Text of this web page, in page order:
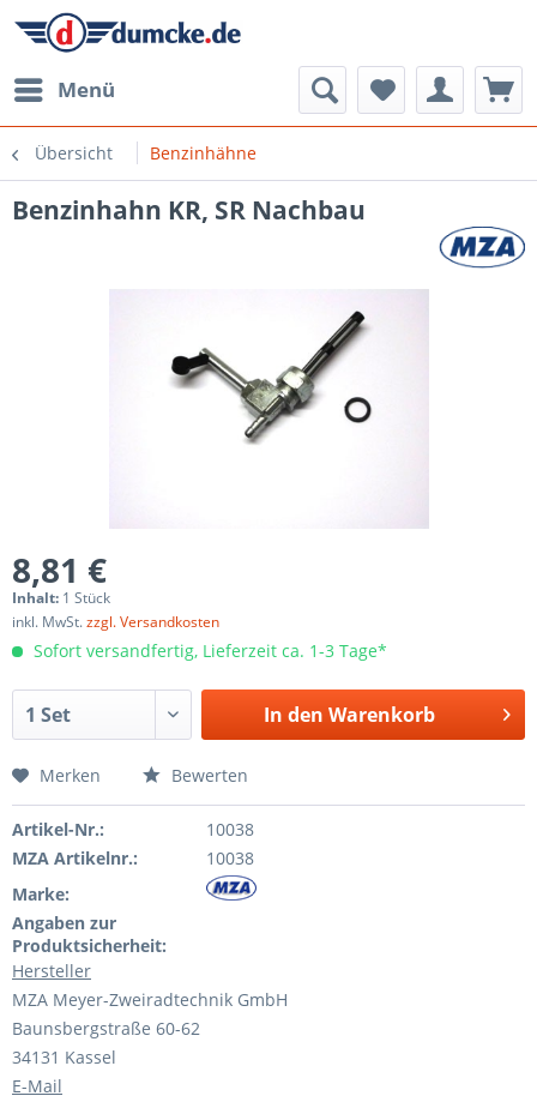
Menü
Übersicht Benzinhähne
Benzinhahn KR, SR Nachbau
8,81 €
Inhalt: 1 Stück
inkl. MwSt.zzgl. Versandkosten
Sofort versandfertig, Lieferzeit ca. 1-3 Tage*
In den Warenkorb
Merken Bewerten
Artikel-Nr.:
10038
MZA Artikelnr.:
10038
Marke:
Angaben zur
Produktsicherheit:
Hersteller
MZA Meyer-Zweiradtechnik GmbH
Baunsbergstraße 60-62
34131 Kassel
E-Mail